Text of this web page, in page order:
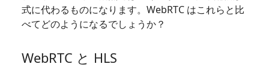
式に代わるものになります。WebRTC はこれらと比
べてどのようになるでしょうか？
WebRTC と HLS